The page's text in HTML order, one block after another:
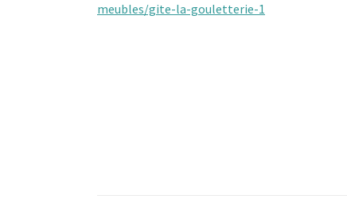
meubles/gite-la-gouletterie-1